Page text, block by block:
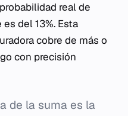
real de
del 13%. Esta
cobre de más o
con precisión
de la suma es la